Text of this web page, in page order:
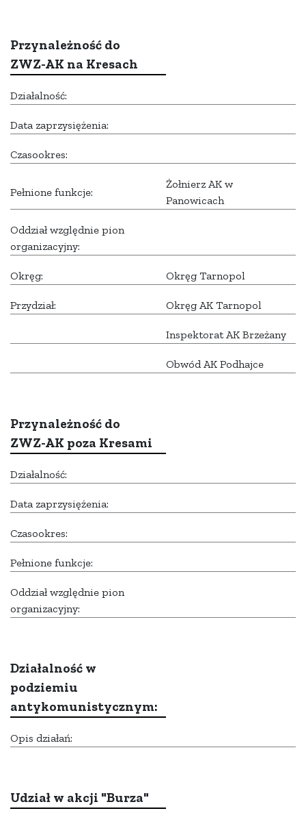
Przynależność do
ZWZ-AK na Kresach
Działalność:
Data zaprzysiężenia:
Czasookres:
Pełnione funkcje:
Żołnierz AK w
Panowicach
Oddział względnie pion
organizacyjny:
Okręg: Okręg Tarnopol
Przydział: Okręg AK Tarnopol
Inspektorat AK Brzeżany
Obwód AK Podhajce
Przynależność do
ZWZ-AK poza Kresami
Działalność:
Data zaprzysiężenia:
Czasookres:
Pełnione funkcje:
Oddział względnie pion
organizacyjny:
Działalność w
podziemiu
antykomunistycznym:
Opis działań:
Udział w akcji "Burza"